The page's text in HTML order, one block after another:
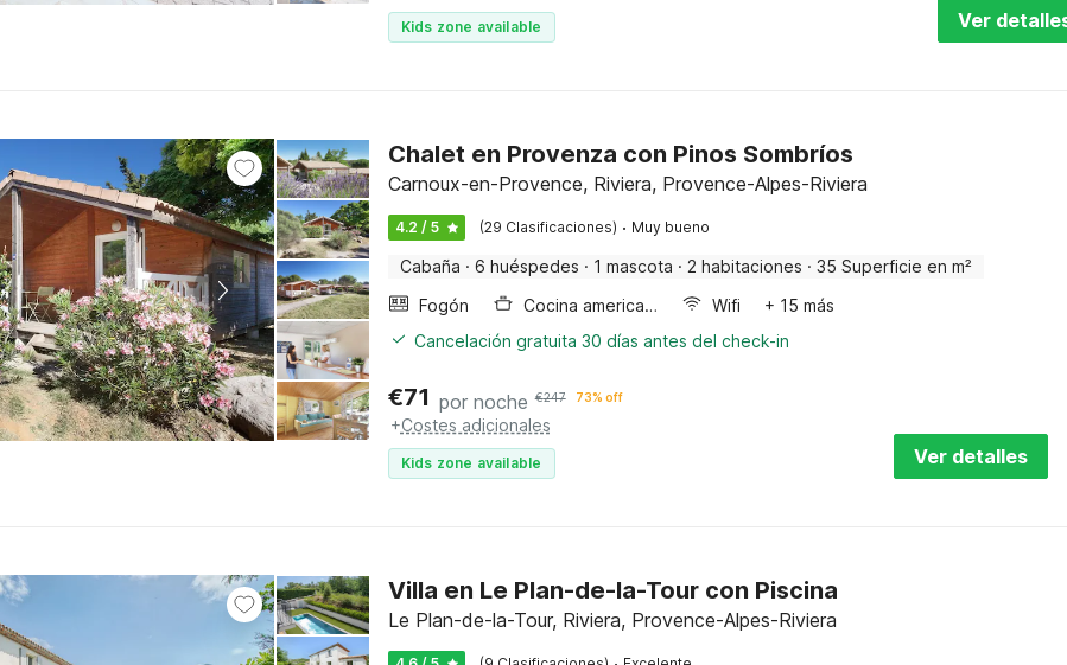
Kids zone available Ver
Chalet en Provenza con Pinos Sombríos
Carnoux-en-Provence, Riviera, Provence-Alpes-Riviera
4.2 / 5 (29 Clasificaciones) · Muy bueno
Cabaña · 6 huéspedes · 1 mascota · 2 habitaciones · 35 Superficie en m²
Fogón
Cocina americana Wifi
+ 15 más
Cancelación gratuita 30 días antes del check-in
€71 por noche €247 73% off
+Costes adicionales
Kids zone available Ver detalles
Villa en Le Plan-de-la-Tour con Piscina
Le Plan-de-la-Tour, Riviera, Provence-Alpes-Riviera